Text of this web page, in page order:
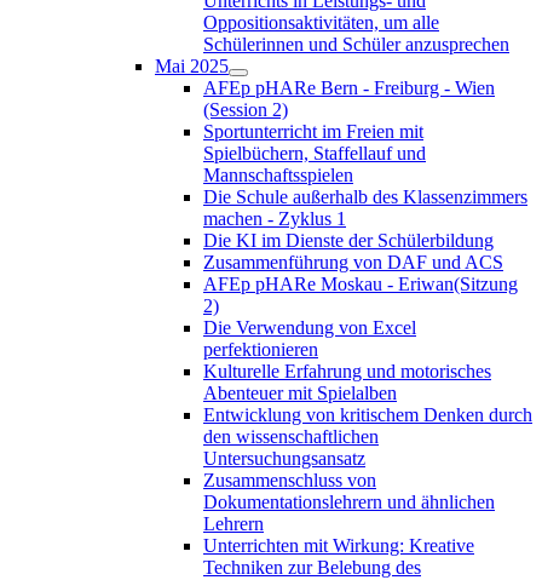
Oppositionsaktivitäten, um alle
Schülerinnen und Schüler anzusprechen
Mai 2025
AFEp pHARe Bern - Freiburg - Wien
(Session 2)
Sportunterricht im Freien mit
Spielbüchern, Staffellauf und
Mannschaftsspielen
Die Schule außerhalb des Klassenzimmers
machen - Zyklus 1
Die KI im Dienste der Schülerbildung
Zusammenführung von DAF und ACS
AFEp pHARe Moskau - Eriwan(Sitzung
2)
Die Verwendung von Excel
perfektionieren
Kulturelle Erfahrung und motorisches
Abenteuer mit Spielalben
Entwicklung von kritischem Denken durch
den wissenschaftlichen
Untersuchungsansatz
Zusammenschluss von
Dokumentationslehrern und ähnlichen
Lehrern
Unterrichten mit Wirkung: Kreative
Techniken zur Belebung des